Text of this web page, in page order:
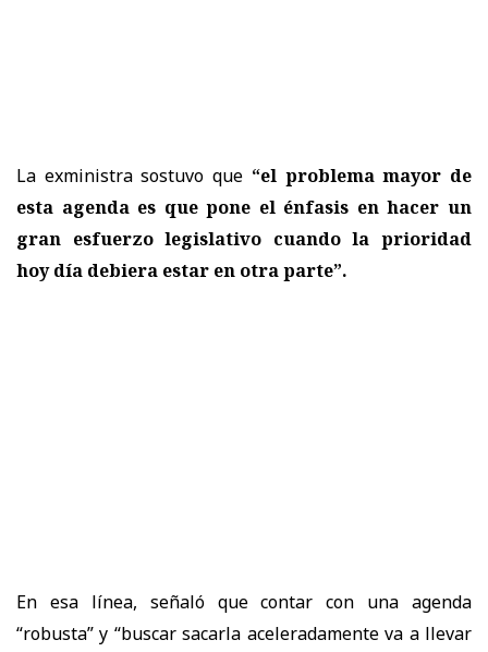
La exministra sostuvo que “el problema mayor de
esta agenda es que pone el énfasis en hacer un
gran esfuerzo legislativo cuando la prioridad
hoy día debiera estar en otra parte”.
En esa línea, señaló que contar con una agenda
“robusta” y “buscar sacarla aceleradamente va a llevar